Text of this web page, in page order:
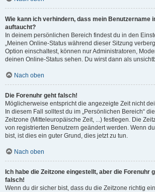
Wie kann ich verhindern, dass mein Benutzername
auftaucht?
In deinem persönlichen Bereich findest du in den
„Meinen Online-Status während dieser Sitzung
Option einschaltest, können nur Administratoren,
deinen Online-Status sehen. Du wirst dann als
Nach oben
Die Forenuhr geht falsch!
Möglicherweise entspricht die angezeigte Zeit nicht
In diesem Fall solltest du im „Persönlichen Bereich“
Zeitzone (Mitteleuropäische Zeit, ...) festlegen. Die
von registrierten Benutzern geändert werden. Wenn
bist, ist dies ein guter Grund, dies jetzt zu tun.
Nach oben
Ich habe die Zeitzone eingestellt, aber die Forenuhr
falsch!
Wenn du dir sicher bist, dass du die Zeitzone richtig